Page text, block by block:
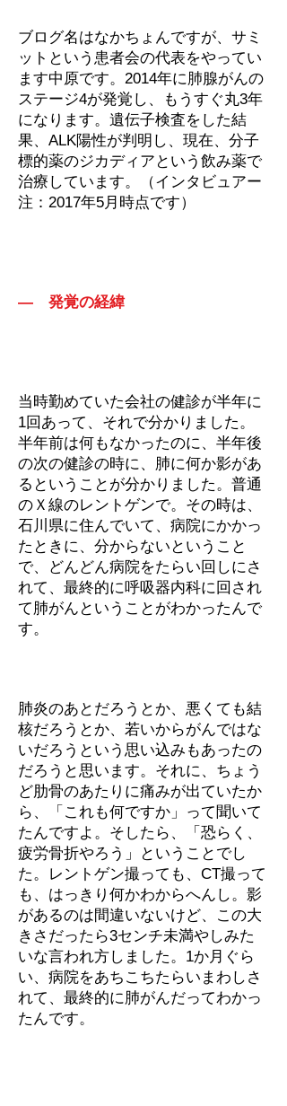
ブログ名はなかちょんですが、サミ
ットという患者会の代表をやってい
ます中原です。2014年に肺腺がんの
ステージ4が発覚し、もうすぐ丸3年
になります。遺伝子検査をした結
果、ALK陽性が判明し、現在、分子
標的薬のジカディアという飲み薬で
治療しています。（インタビュアー
注：2017年5月時点です）
― 発覚の経緯
当時勤めていた会社の健診が半年に
1回あって、それで分かりました。
半年前は何もなかったのに、半年後
の次の健診の時に、肺に何か影があ
るということが分かりました。普通
のＸ線のレントゲンで。その時は、
石川県に住んでいて、病院にかかっ
たときに、分からないということ
で、どんどん病院をたらい回しにさ
れて、最終的に呼吸器内科に回され
て肺がんということがわかったんで
す。
肺炎のあとだろうとか、悪くても結
核だろうとか、若いからがんではな
いだろうという思い込みもあったの
だろうと思います。それに、ちょう
ど肋骨のあたりに痛みが出ていたか
ら、「これも何ですか」って聞いて
たんですよ。そしたら、「恐らく、
疲労骨折やろう」ということでし
た。レントゲン撮っても、CT撮って
も、はっきり何かわからへんし。影
があるのは間違いないけど、この大
きさだったら3センチ未満やしみた
いな言われ方しました。1か月ぐら
い、病院をあちこちたらいまわしさ
れて、最終的に肺がんだってわかっ
たんです。